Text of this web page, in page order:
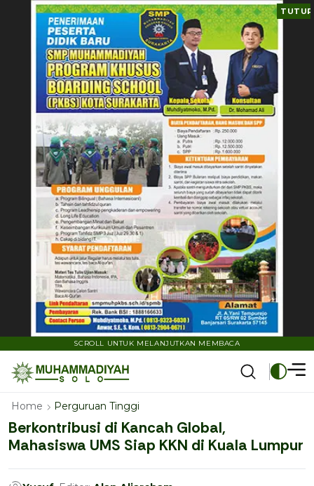
TUTUP
SCROLL UNTUK MELANJUTKAN MEMBACA
Home Perguruan Tinggi
Berkontribusi di Kancah Global,
Mahasiswa UMS Siap KKN di Kuala Lumpur